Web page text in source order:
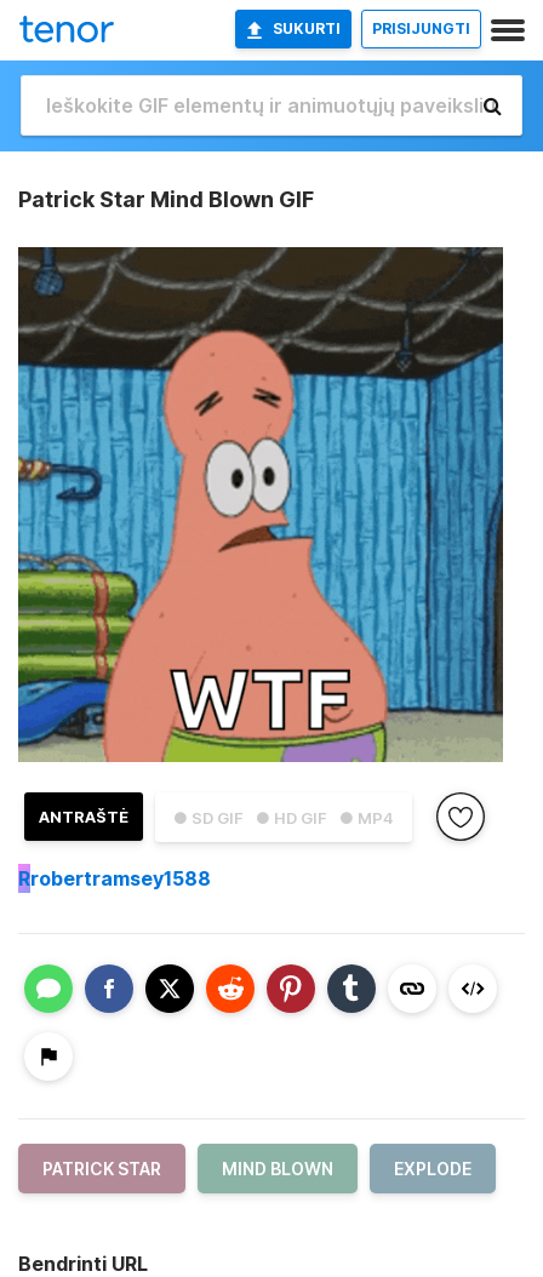
SUKURTI PRISIJUNGTI
Patrick Star Mind Blown GIF
● SD GIF ● HD GIF ● MP4
ANTRAŠTĖ
Rrobertramsey1588
PATRICK STAR MIND BLOWN EXPLODE
Bendrinti URL